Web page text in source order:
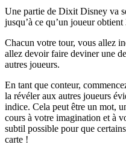
Une partie de Dixit Disney va
jusqu’à ce qu’un joueur
Chacun votre tour, vous allez
allez devoir faire deviner une
autres joueurs.
En tant que conteur,
la révéler aux autres joueurs
indice. Cela peut être un mot,
cours à votre imagination et à
subtil possible pour que
carte !